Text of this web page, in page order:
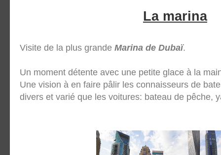
La marina
Visite de la plus grande Marina de Dubaï.
Un moment détente avec une petite glace à la
Une vision à en faire pâlir les connaisseurs de
divers et varié que les voitures: bateau de pêche,